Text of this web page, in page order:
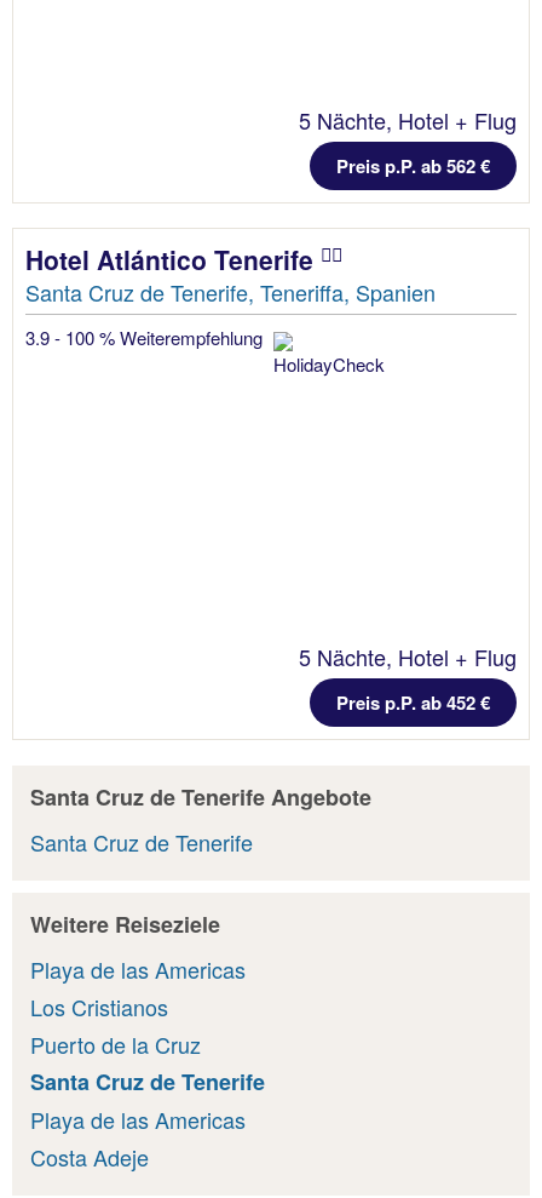
5 Nächte, Hotel + Flug
Preis p.P. ab 562 €
Hotel Atlántico Tenerife
Santa Cruz de Tenerife, Teneriffa, Spanien
3.9 - 100 % Weiterempfehlung
5 Nächte, Hotel + Flug
Preis p.P. ab 452 €
Santa Cruz de Tenerife Angebote
Santa Cruz de Tenerife
Weitere Reiseziele
Playa de las Americas
Los Cristianos
Puerto de la Cruz
Santa Cruz de Tenerife
Playa de las Americas
Costa Adeje